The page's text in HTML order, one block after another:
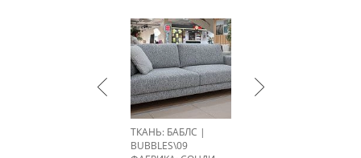
ТКАНЬ: БАБЛС |
BUBBLES\09